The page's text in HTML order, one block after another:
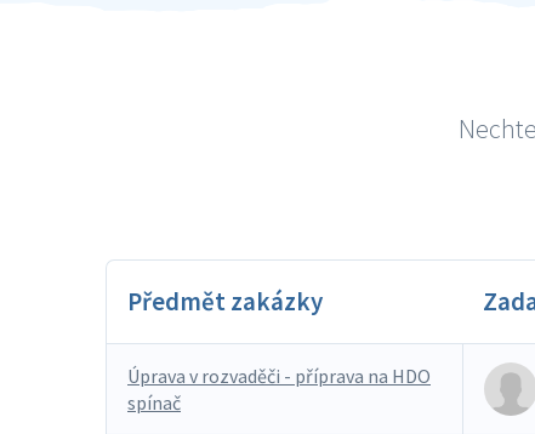
Předmět zakázky
Úprava v rozvaděči - příprava na HDO
spínač